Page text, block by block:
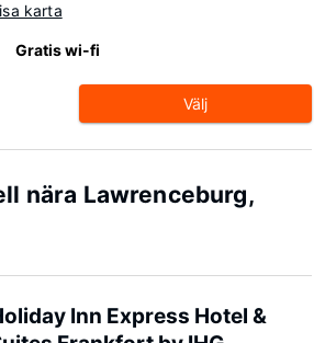
karta
Gratis wi-fi
Välj
nära Lawrenceburg,
Inn Express Hotel &